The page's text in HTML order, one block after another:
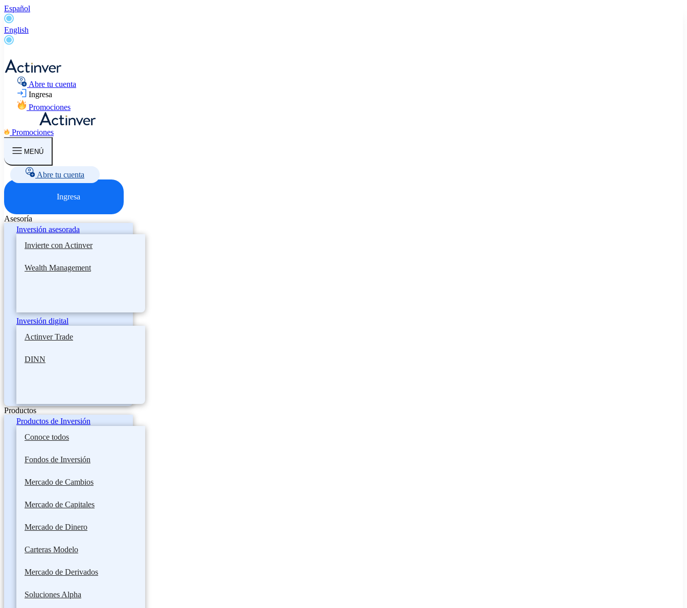
Español
English
Abre tu cuenta
Ingresa
Promociones
Promociones
MENÚ
Abre tu cuenta
Ingresa
Asesoría
Inversión asesorada
Invierte con Actinver
Wealth Management
Inversión digital
Actinver Trade
DINN
Productos
Productos de Inversión
Conoce todos
Fondos de Inversión
Mercado de Cambios
Mercado de Capitales
Mercado de Dinero
Carteras Modelo
Mercado de Derivados
Soluciones Alpha